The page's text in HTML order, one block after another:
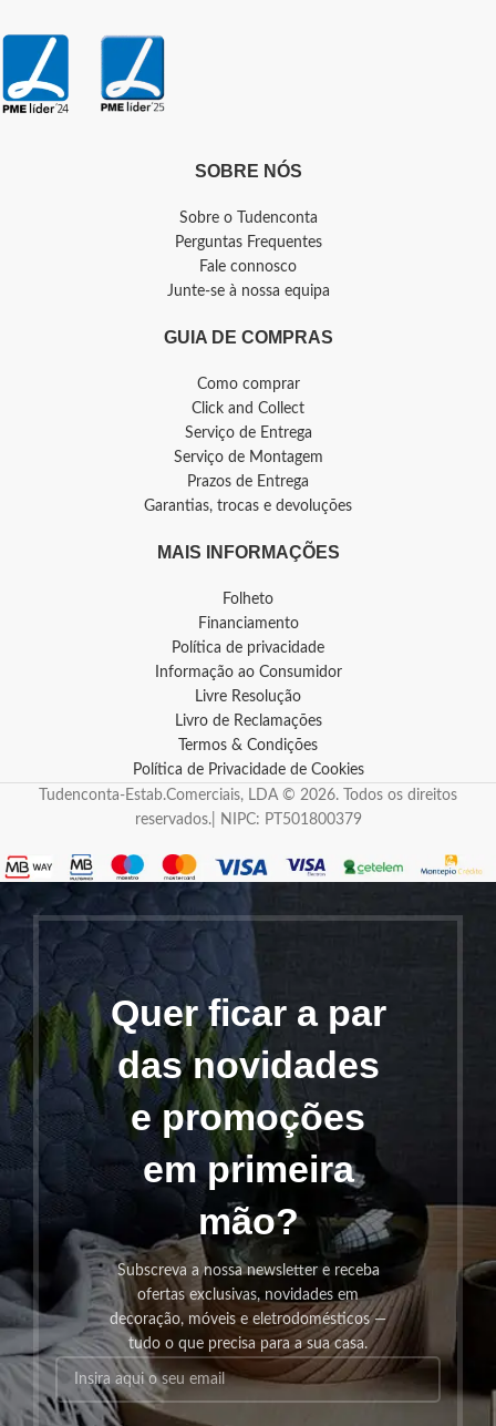
SOBRE NÓS
Sobre o Tudenconta
Perguntas Frequentes
Fale connosco
Junte-se à nossa equipa
GUIA DE COMPRAS
Como comprar
Click and Collect
Serviço de Entrega
Serviço de Montagem
Prazos de Entrega
Garantias, trocas e devoluções
MAIS INFORMAÇÕES
Folheto
Financiamento
Política de privacidade
Informação ao Consumidor
Livre Resolução
Livro de Reclamações
Termos & Condições
Política de Privacidade de Cookies
Tudenconta-Estab.Comerciais, LDA © 2026. Todos os direitos
reservados.| NIPC: PT501800379
Quer ficar a par
das novidades
e promoções
em primeira
mão?
Subscreva a nossa newsletter e receba
ofertas exclusivas, novidades em
decoração, móveis e eletrodomésticos —
tudo o que precisa para a sua casa.